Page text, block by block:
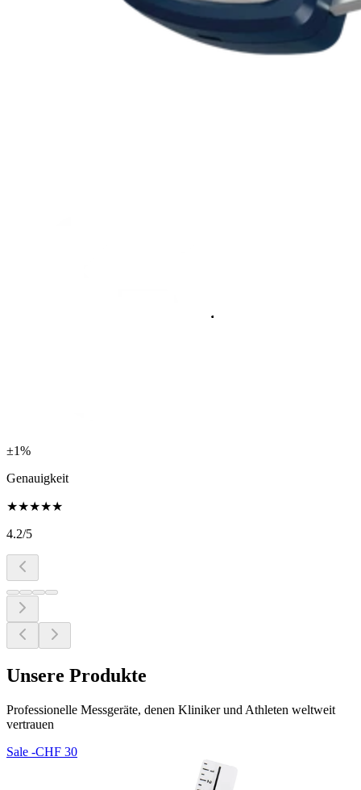
±1%
Genauigkeit
★★★★★
4.2/5
Unsere Produkte
Professionelle Messgeräte, denen Kliniker und Athleten weltweit
vertrauen
Sale -CHF 30